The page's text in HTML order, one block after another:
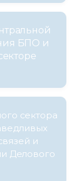
БПО и
сектора
и
Делового